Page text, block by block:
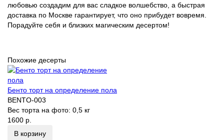
любовью создадим для вас сладкое волшебство, а быстрая
доставка по Москве гарантирует, что оно прибудет вовремя.
Порадуйте себя и близких магическим десертом!
Похожие десерты
Бенто торт на определение пола
BENTO-003
Вес торта на фото: 0,5 кг
1600 р.
В корзину